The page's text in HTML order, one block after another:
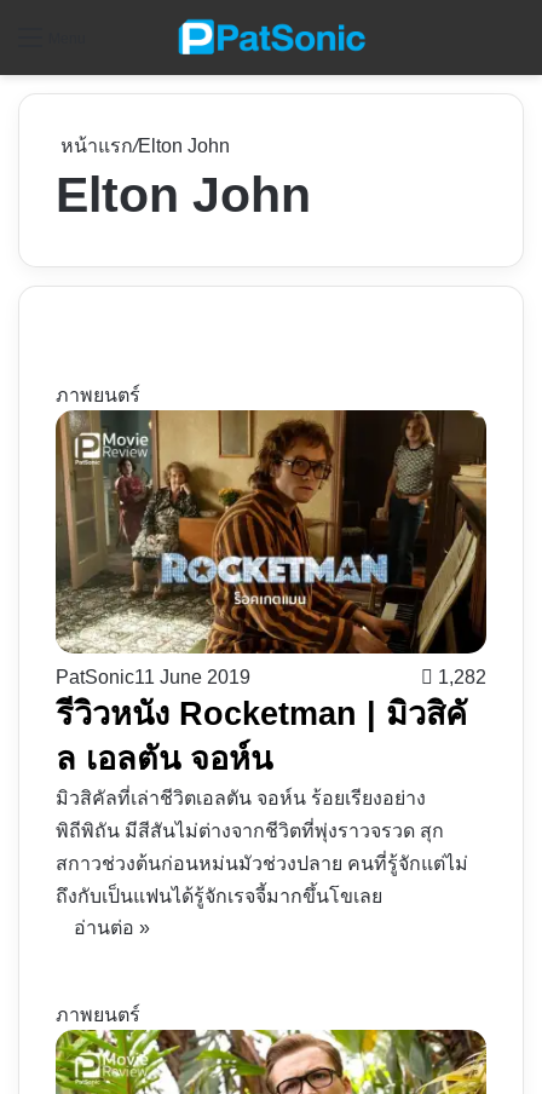
หน้าแรก/Elton John
Elton John
ภาพยนตร์
PatSonic11 June 2019 1,282
รีวิวหนัง Rocketman | มิวสิคั
ล เอลตัน จอห์น
มิวสิคัลที่เล่าชีวิตเอลตัน จอห์น ร้อยเรียงอย่าง
พิถีพิถัน มีสีสันไม่ต่างจากชีวิตที่พุ่งราวจรวด สุก
สกาวช่วงต้นก่อนหม่นมัวช่วงปลาย คนที่รู้จักแต่ไม่
ถึงกับเป็นแฟนได้รู้จักเรจจี้มากขึ้นโขเลย
อ่านต่อ »
ภาพยนตร์